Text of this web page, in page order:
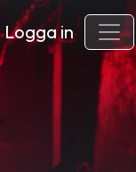
Logga in